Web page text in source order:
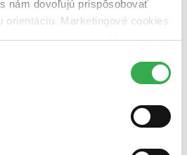
nám dovoľujú prispôsobovať
orientáciu. Marketingové cookies
relevantnej reklamy.
mohli používať všetky tieto
kníh (0 titulov)
čítané verzie